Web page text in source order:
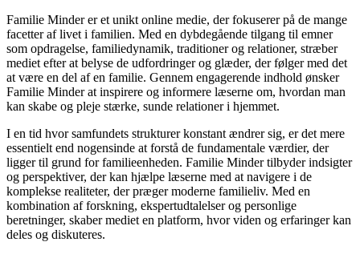
Familie Minder er et unikt online medie, der fokuserer på de mange
facetter af livet i familien. Med en dybdegående tilgang til emner
som opdragelse, familiedynamik, traditioner og relationer, stræber
mediet efter at belyse de udfordringer og glæder, der følger med det
at være en del af en familie. Gennem engagerende indhold ønsker
Familie Minder at inspirere og informere læserne om, hvordan man
kan skabe og pleje stærke, sunde relationer i hjemmet.
I en tid hvor samfundets strukturer konstant ændrer sig, er det mere
essentielt end nogensinde at forstå de fundamentale værdier, der
ligger til grund for familieenheden. Familie Minder tilbyder indsigter
og perspektiver, der kan hjælpe læserne med at navigere i de
komplekse realiteter, der præger moderne familieliv. Med en
kombination af forskning, ekspertudtalelser og personlige
beretninger, skaber mediet en platform, hvor viden og erfaringer kan
deles og diskuteres.